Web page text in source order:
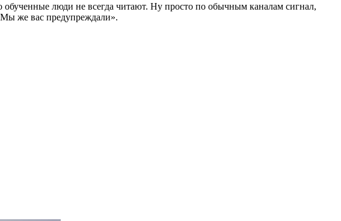
люди не всегда читают. Ну просто по обычным каналам сигнал,
же вас предупреждали».